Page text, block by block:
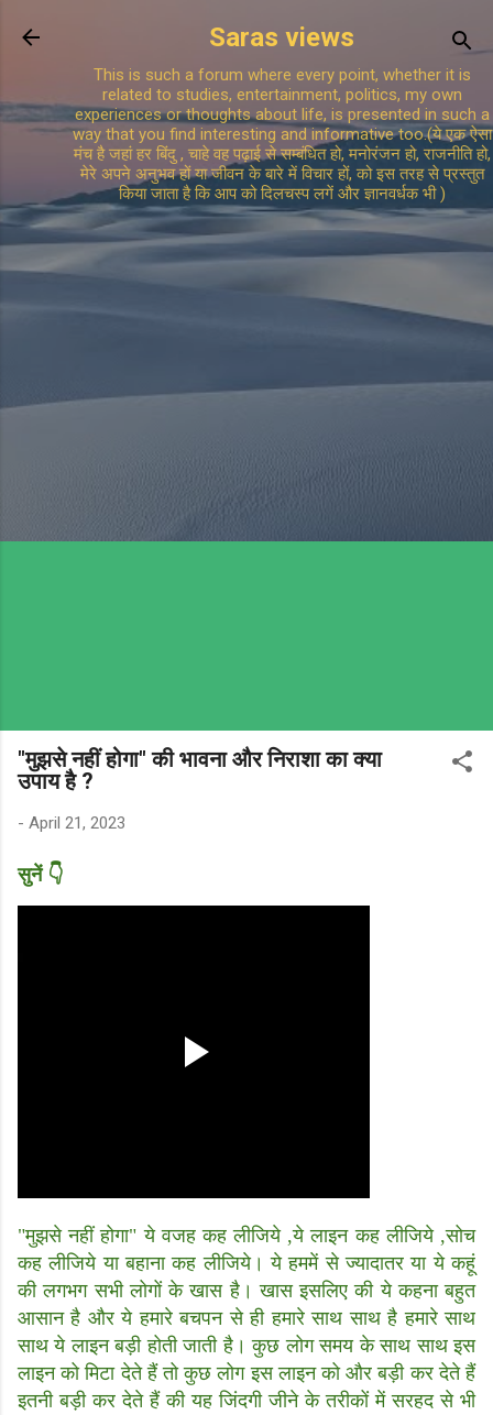
Skip to main content
Saras views
This is such a forum where every point, whether it is
related to studies, entertainment, politics, my own
experiences or thoughts about life, is presented in such a
way that you find interesting and informative too.(ये एक ऐसा
मंच है जहां हर बिंदु , चाहे वह पढ़ाई से सम्बंधित हो, मनोरंजन हो, राजनीति हो,
मेरे अपने अनुभव हों या जीवन के बारे में विचार हों, को इस तरह से प्रस्तुत
किया जाता है कि आप को दिलचस्प लगें और ज्ञानवर्धक भी )
"मुझसे नहीं होगा" की भावना और निराशा का क्या
उपाय है ?
- April 21, 2023
सुनें 👇
"मुझसे नहीं होगा" ये वजह कह लीजिये ,ये लाइन कह लीजिये ,सोच
कह लीजिये या बहाना कह लीजिये। ये हममें से ज्यादातर या ये कहूं
की लगभग सभी लोगों के खास है। खास इसलिए की ये कहना बहुत
आसान है और ये हमारे बचपन से ही हमारे साथ साथ है हमारे साथ
साथ ये लाइन बड़ी होती जाती है। कुछ लोग समय के साथ साथ इस
लाइन को मिटा देते हैं तो कुछ लोग इस लाइन को और बड़ी कर देते हैं
इतनी बड़ी कर देते हैं की यह जिंदगी जीने के तरीकों में सरहद से भी